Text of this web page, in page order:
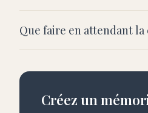
Que faire en attendant la
Créez un